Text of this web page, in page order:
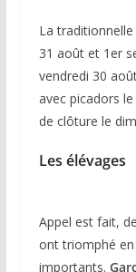
La traditionnelle
31 août et 1er
vendredi 30
avec picadors
de clôture le
Les élévages
Appel est fait,
ont triomphé
importants.